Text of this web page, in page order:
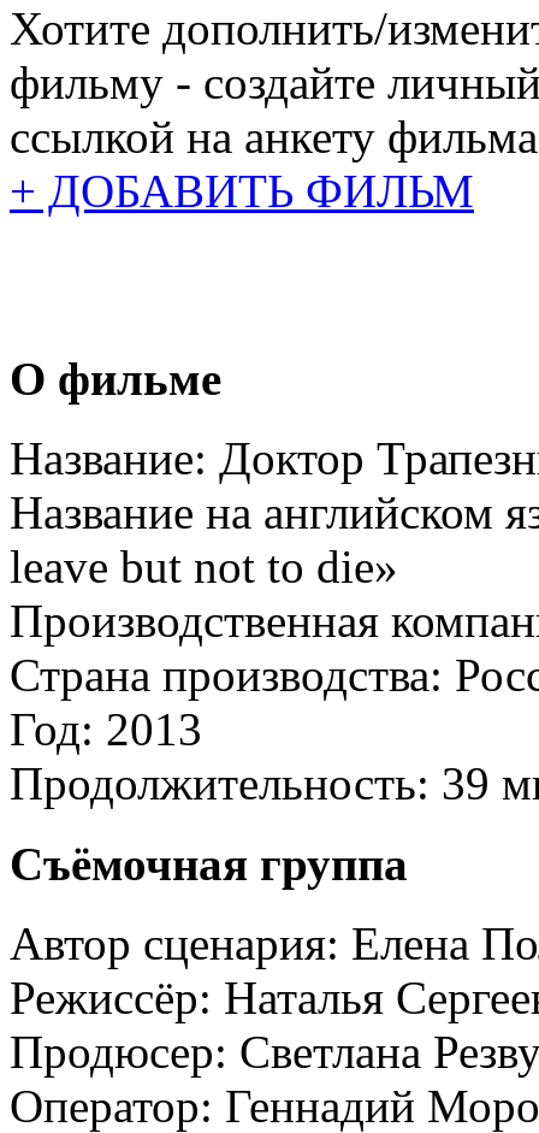
Хотите дополнить/
фильму - создайте
ссылкой на анкету
+ ДОБАВИТЬ ФИЛЬМ
О фильме
Название: Доктор
Название на английском
leave but not to die»
Производственная
Страна производства:
Год: 2013
Продолжительность: 39
Съёмочная группа
Автор сценария: Елена
Режиссёр: Наталья
Продюсер: Светлана
Оператор: Геннадий